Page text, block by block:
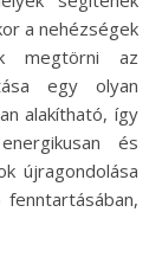
a nehézségek
megtörni az
egy olyan
alakítható, így
és
újragondolása